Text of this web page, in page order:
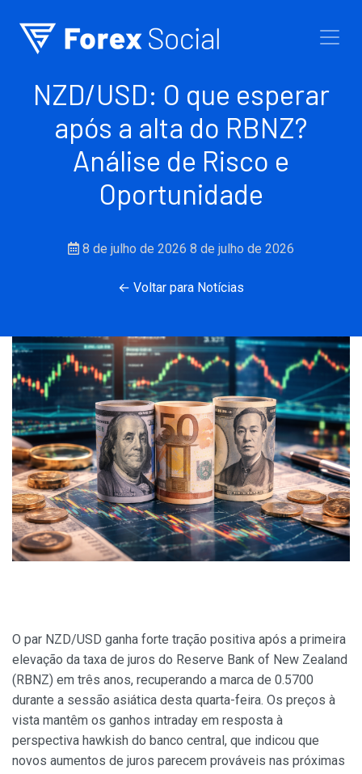
NZD/USD: O que esperar
após a alta do RBNZ?
Análise de Risco e
Oportunidade
8 de julho de 2026 8 de julho de 2026
← Voltar para Notícias
O par NZD/USD ganha forte tração positiva após a primeira
elevação da taxa de juros do Reserve Bank of New Zealand
(RBNZ) em três anos, recuperando a marca de 0.5700
durante a sessão asiática desta quarta-feira. Os preços à
vista mantêm os ganhos intraday em resposta à
perspectiva hawkish do banco central, que indicou que
novos aumentos de juros parecem prováveis nas próximas